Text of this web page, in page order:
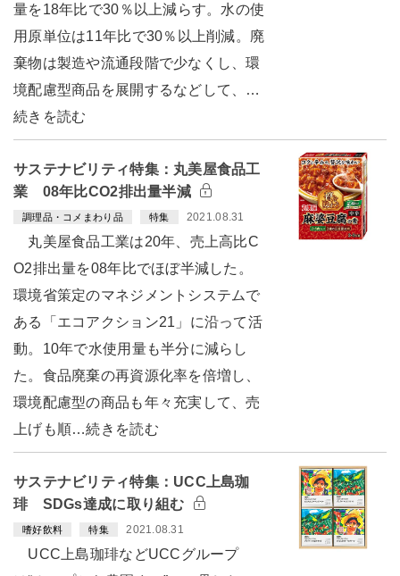
量を18年比で30％以上減らす。水の使
用原単位は11年比で30％以上削減。廃
棄物は製造や流通段階で少なくし、環
境配慮型商品を展開するなどして、…
続きを読む
サステナビリティ特集：丸美屋食品工
業 08年比CO2排出量半減
調理品・コメまわり品 特集 2021.08.31
丸美屋食品工業は20年、売上高比C
O2排出量を08年比でほぼ半減した。
環境省策定のマネジメントシステムで
ある「エコアクション21」に沿って活
動。10年で水使用量も半分に減らし
た。食品廃棄の再資源化率を倍増し、
環境配慮型の商品も年々充実して、売
上げも順…続きを読む
サステナビリティ特集：UCC上島珈
琲 SDGs達成に取り組む
嗜好飲料 特集 2021.08.31
UCC上島珈琲などUCCグループ